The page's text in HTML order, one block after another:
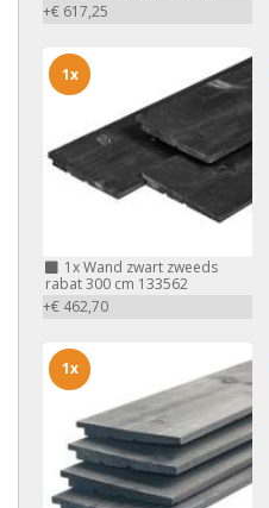
+€ 617,25
1xWand zwart zweeds
rabat 300 cm 133562
+€ 462,70
1x
1x